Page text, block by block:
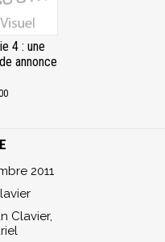
4 : une
annonce
2011
Clavier,